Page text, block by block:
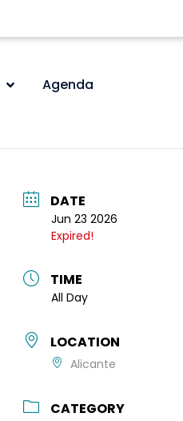
Agenda
DATE
Jun 23 2026
Expired!
TIME
All Day
LOCATION
Alicante
CATEGORY